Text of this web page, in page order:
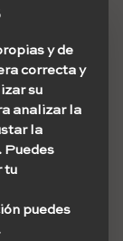
aunque el
a cabo esta
y de
correcta y
su
analizar la
la
Puedes
tu
puedes